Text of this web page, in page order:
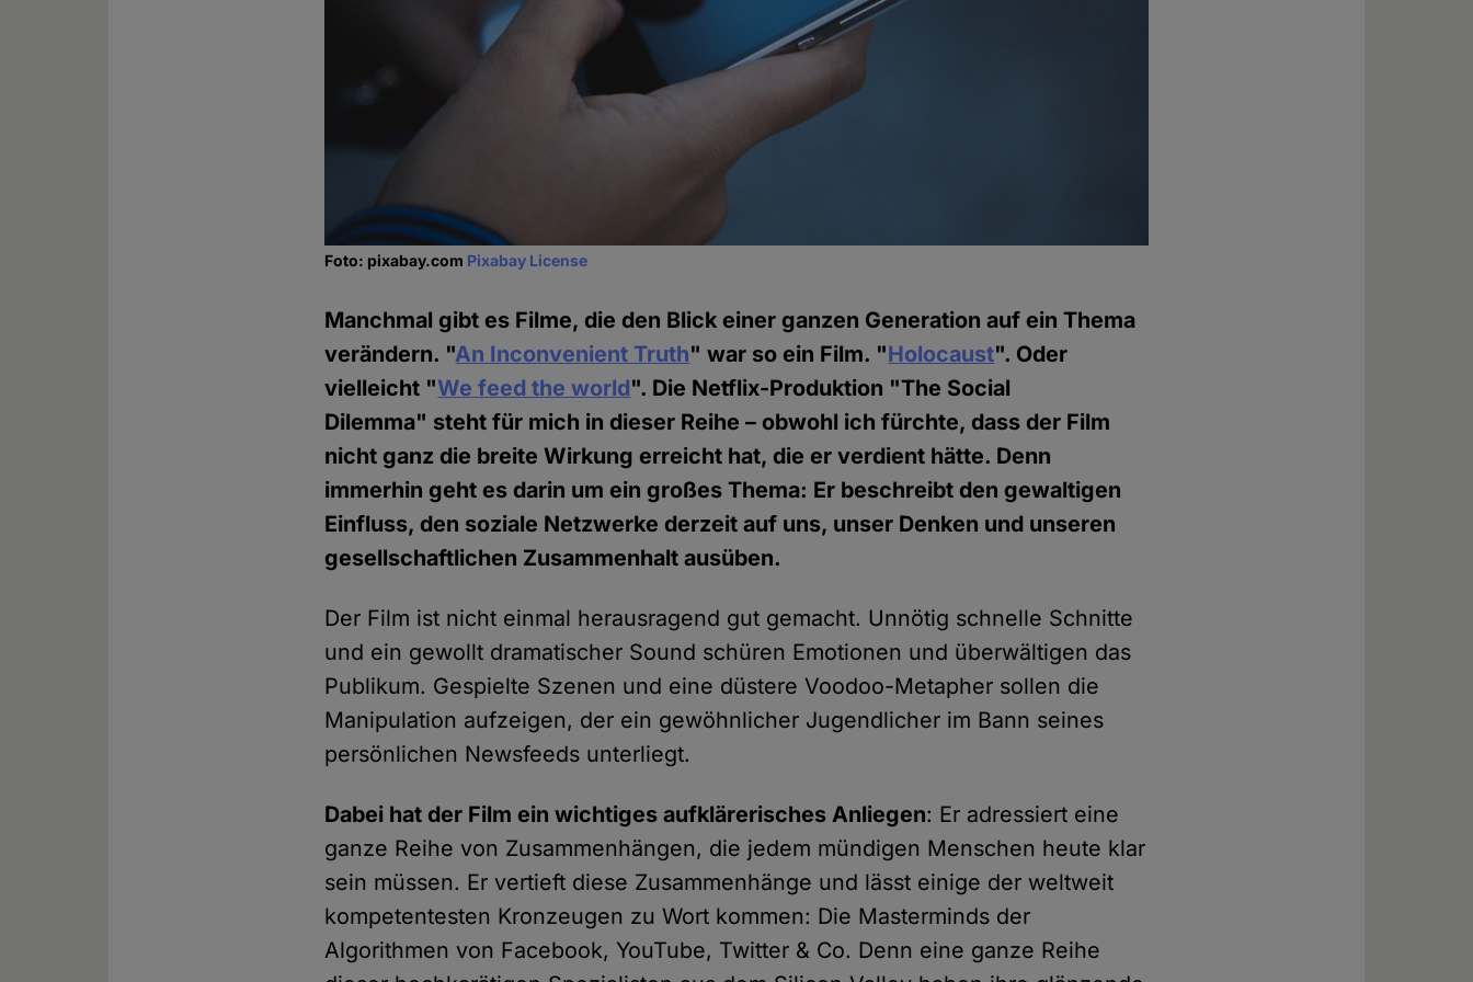
Foto: pixabay.com Pixabay License
Manchmal gibt es Filme, die den Blick einer ganzen Generation auf ein Thema
verändern. "An Inconvenient Truth" war so ein Film. "Holocaust". Oder
vielleicht "We feed the world". Die Netflix-Produktion "The Social
Dilemma" steht für mich in dieser Reihe – obwohl ich fürchte, dass der Film
nicht ganz die breite Wirkung erreicht hat, die er verdient hätte. Denn
immerhin geht es darin um ein großes Thema: Er beschreibt den gewaltigen
Einfluss, den soziale Netzwerke derzeit auf uns, unser Denken und unseren
gesellschaftlichen Zusammenhalt ausüben.
Der Film ist nicht einmal herausragend gut gemacht. Unnötig schnelle Schnitte
und ein gewollt dramatischer Sound schüren Emotionen und überwältigen das
Publikum. Gespielte Szenen und eine düstere Voodoo-Metapher sollen die
Manipulation aufzeigen, der ein gewöhnlicher Jugendlicher im Bann seines
persönlichen Newsfeeds unterliegt.
Dabei hat der Film ein wichtiges aufklärerisches Anliegen: Er adressiert eine
ganze Reihe von Zusammenhängen, die jedem mündigen Menschen heute klar
sein müssen. Er vertieft diese Zusammenhänge und lässt einige der weltweit
kompetentesten Kronzeugen zu Wort kommen: Die Masterminds der
Algorithmen von Facebook, YouTube, Twitter & Co. Denn eine ganze Reihe